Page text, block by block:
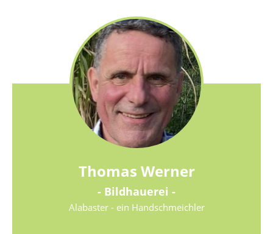
Thomas Werner
- Bildhauerei -
Alabaster - ein Handschmeichler